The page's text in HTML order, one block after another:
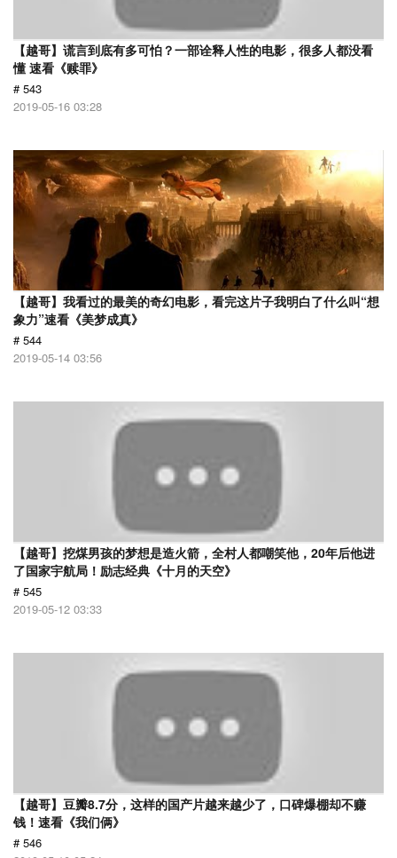
【越哥】谎言到底有多可怕？一部诠释人性的电影，很多人都没看
懂 速看《赎罪》
# 543
2019-05-16 03:28
【越哥】我看过的最美的奇幻电影，看完这片子我明白了什么叫“想
象力”速看《美梦成真》
# 544
2019-05-14 03:56
【越哥】挖煤男孩的梦想是造火箭，全村人都嘲笑他，20年后他进
了国家宇航局！励志经典《十月的天空》
# 545
2019-05-12 03:33
【越哥】豆瓣8.7分，这样的国产片越来越少了，口碑爆棚却不赚
钱！速看《我们俩》
# 546